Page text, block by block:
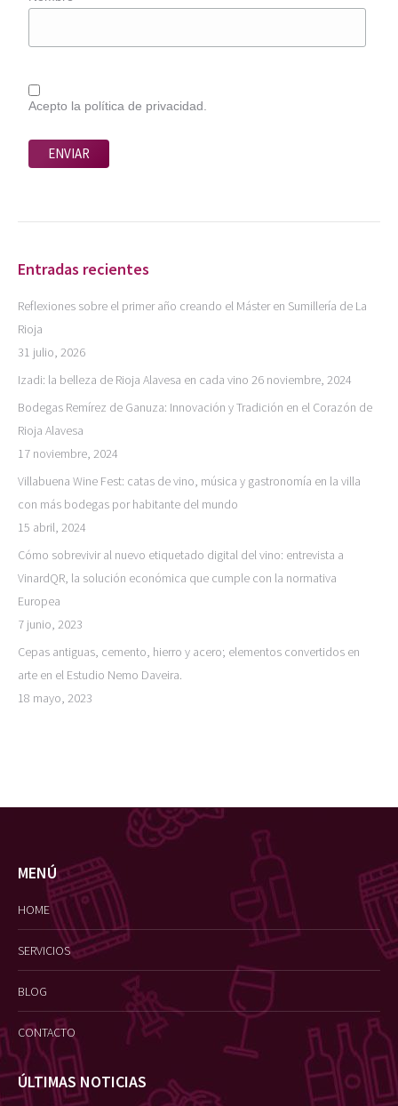
Acepto la política de privacidad.
Entradas recientes
Reflexiones sobre el primer año creando el Máster en Sumillería de La
Rioja
31 julio, 2026
Izadi: la belleza de Rioja Alavesa en cada vino 26 noviembre, 2024
Bodegas Remírez de Ganuza: Innovación y Tradición en el Corazón de
Rioja Alavesa
17 noviembre, 2024
Villabuena Wine Fest: catas de vino, música y gastronomía en la villa
con más bodegas por habitante del mundo
15 abril, 2024
Cómo sobrevivir al nuevo etiquetado digital del vino: entrevista a
VinardQR, la solución económica que cumple con la normativa
Europea
7 junio, 2023
Cepas antiguas, cemento, hierro y acero; elementos convertidos en
arte en el Estudio Nemo Daveira.
18 mayo, 2023
MENÚ
HOME
SERVICIOS
BLOG
CONTACTO
ÚLTIMAS NOTICIAS